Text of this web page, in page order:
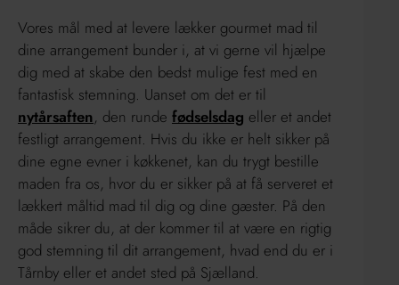
Vores mål med at levere lækker gourmet mad til
dine arrangement bunder i, at vi gerne vil hjælpe
dig med at skabe den bedst mulige fest med en
fantastisk stemning. Uanset om det er til
nytårsaften, den runde fødselsdag eller et andet
festligt arrangement. Hvis du ikke er helt sikker på
dine egne evner i køkkenet, kan du trygt bestille
maden fra os, hvor du er sikker på at få serveret et
lækkert måltid mad til dig og dine gæster. På den
måde sikrer du, at der kommer til at være en rigtig
god stemning til dit arrangement, hvad end du er i
Tårnby eller et andet sted på Sjælland.